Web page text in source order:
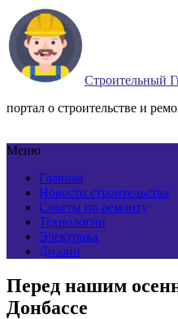
Строительный
портал о строительстве и
Меню
Главная
Новости строительства
Советы по ремонту
Технологии
Электрика
Дизайн
Перед нашим
Донбассе